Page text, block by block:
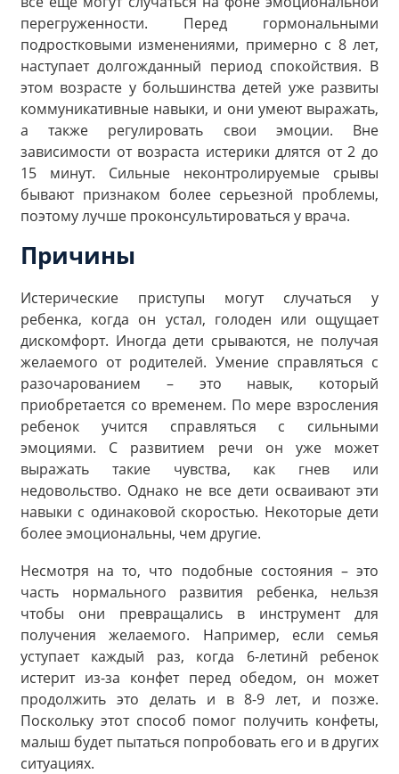
перегруженности. Перед гормональными
подростковыми изменениями, примерно с 8 лет,
наступает долгожданный период спокойствия. В
этом возрасте у большинства детей уже развиты
коммуникативные навыки, и они умеют выражать,
а также регулировать свои эмоции. Вне
зависимости от возраста истерики длятся от 2 до
15 минут. Сильные неконтролируемые срывы
бывают признаком более серьезной проблемы,
поэтому лучше проконсультироваться у врача.
Причины
Истерические приступы могут случаться у
ребенка, когда он устал, голоден или ощущает
дискомфорт. Иногда дети срываются, не получая
желаемого от родителей. Умение справляться с
разочарованием – это навык, который
приобретается со временем. По мере взросления
ребенок учится справляться с сильными
эмоциями. С развитием речи он уже может
выражать такие чувства, как гнев или
недовольство. Однако не все дети осваивают эти
навыки с одинаковой скоростью. Некоторые дети
более эмоциональны, чем другие.
Несмотря на то, что подобные состояния – это
часть нормального развития ребенка, нельзя
чтобы они превращались в инструмент для
получения желаемого. Например, если семья
уступает каждый раз, когда 6-летинй ребенок
истерит из-за конфет перед обедом, он может
продолжить это делать и в 8-9 лет, и позже.
Поскольку этот способ помог получить конфеты,
малыш будет пытаться попробовать его и в других
ситуациях.